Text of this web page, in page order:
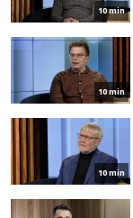
10 min
10 min
10 min